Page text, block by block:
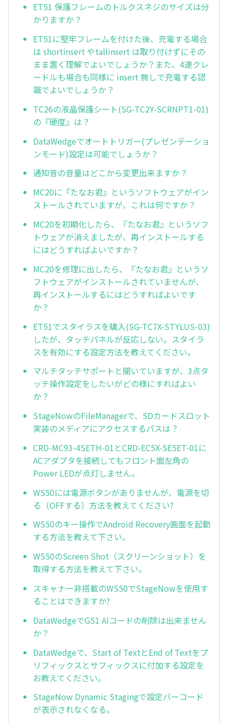
ET51 保護フレームのトルクスネジのサイズは分
かりますか？
ET51に堅牢フレームを付けた後、充電する場合
は shortinsert やtallinsert は取り付けずにその
まま置く理解でよいでしょうか？また、4連クレ
ードルも場合も同様に insert 無しで充電する認
識でよいでしょうか？
TC26の液晶保護シート(SG-TC2Y-SCRNPT1-01)
の『硬度』は？
DataWedgeでオートトリガー(プレゼンテーショ
ンモード)設定は可能でしょうか？
通知音の音量はどこから変更出来ますか？
MC20に『たなお君』というソフトウェアがイン
ストールされていますが、これは何ですか？
MC20を初期化したら、『たなお君』というソフ
トウェアが消えましたが、再インストールする
にはどうすればよいですか？
MC20を修理に出したら、『たなお君』というソ
フトウェアがインストールされていませんが、
再インストールするにはどうすればよいです
か？
ET51でスタイラスを購入(SG-TC7X-STYLUS-03)
したが、タッチパネルが反応しない。スタイラ
スを有効にする設定方法を教えてください。
マルチタッチサポートと聞いていますが、3点タ
ッチ操作設定をしたいがどの様にすればよい
か？
StageNowのFileManagerで、SDカードスロット
実装のメディアにアクセスするパスは？
CRD-MC93-4SETH-01とCRD-EC5X-SE5ET-01に
ACアダプタを接続してもフロント面左角の
Power LEDが点灯しません。
WS50には電源ボタンがありませんが、電源を切
る（OFFする）方法を教えてください?
WS50のキー操作でAndroid Recovery画面を起動
する方法を教えて下さい。
WS50のScreen Shot（スクリーンショット）を
取得する方法を教えて下さい。
スキャナー非搭載のWS50でStageNowを使用す
ることはできますか?
DataWedgeでGS1 AIコードの削除は出来ません
か？
DataWedgeで、Start of TextとEnd of Textをプ
リフィックスとサフィックスに付加する設定を
お教えてください。
StageNow Dynamic Stagingで設定バーコード
が表示されなくなる。